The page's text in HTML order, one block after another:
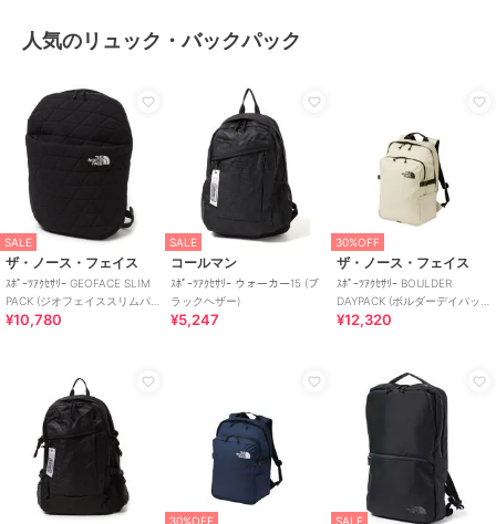
人気のリュック・バックパック
SALE
ザ・ノース・フェイス
ｽﾎﾟｰﾂｱｸｾｻﾘｰ GEOFACE SLIM
PACK (ジオフェイススリムパ
ック)
¥10,780
SALE
コールマン
ｽﾎﾟｰﾂｱｸｾｻﾘｰ ウォーカー15 (ブ
ラックヘザー)
¥5,247
30%OFF
ザ・ノース・フェイス
ｽﾎﾟｰﾂｱｸｾｻﾘｰ BOULDER
DAYPACK (ボルダーデイパッ
ク)
¥12,320
30%OFF SALE